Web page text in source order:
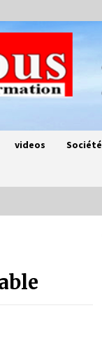
videos Société